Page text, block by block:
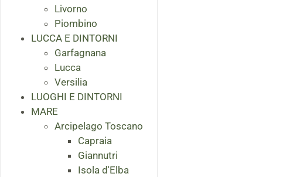
Livorno
Piombino
LUCCA E DINTORNI
Garfagnana
Lucca
Versilia
LUOGHI E DINTORNI
MARE
Arcipelago Toscano
Capraia
Giannutri
Isola d'Elba